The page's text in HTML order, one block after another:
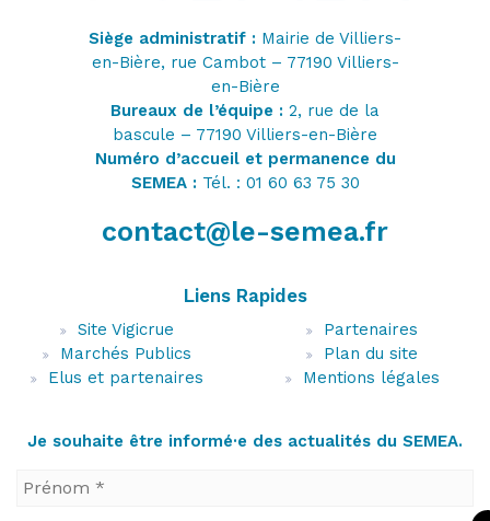
Siège administratif : Mairie de Villiers-
en-Bière, rue Cambot – 77190 Villiers-
en-Bière
Bureaux de l’équipe : 2, rue de la
bascule – 77190 Villiers-en-Bière
Numéro d’accueil et permanence du
SEMEA : Tél. : 01 60 63 75 30
contact@le-semea.fr
Liens Rapides
Site Vigicrue
Marchés Publics
Elus et partenaires
Partenaires
Plan du site
Mentions légales
Je souhaite être informé·e des actualités du SEMEA.